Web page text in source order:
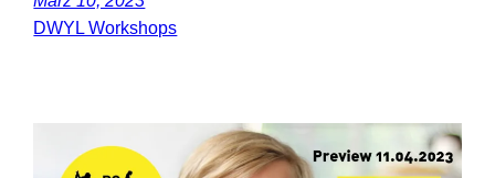
DWYL Workshops